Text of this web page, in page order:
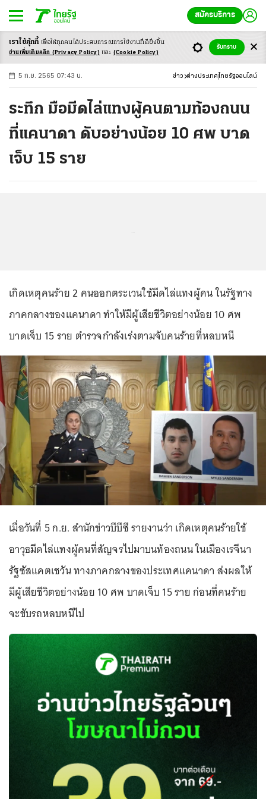
สมัครบริการ
-ก ก ก+
5 ก.ย. 2565 07:43 น. ข่าว ต่างประเทศ ไทยรัฐออนไลน์
ระทึก มือมีดไล่แทงผู้คนตามท้องถนน
ที่แคนาดา ดับอย่างน้อย 10 ศพ บาด
เจ็บ 15 ราย
เกิดเหตุคนร้าย 2 คนออกตระเวนใช้มีดไล่แทงผู้คน ในรัฐทาง
ภาคกลางของแคนาดา ทำให้มีผู้เสียชีวิตอย่างน้อย 10 ศพ
บาดเจ็บ 15 ราย ตำรวจกำลังเร่งตามจับคนร้ายที่หลบหนี
เมื่อวันที่ 5 ก.ย. สำนักข่าวบีบีซี รายงานว่า เกิดเหตุคนร้ายใช้
อาวุธมีดไล่แทงผู้คนที่สัญจรไปมาบนท้องถนน ในเมืองเรจีนา
รัฐซัสแคตเชวัน ทางภาคกลางของประเทศแคนาดา ส่งผลให้
มีผู้เสียชีวิตอย่างน้อย 10 ศพ บาดเจ็บ 15 ราย ก่อนที่คนร้าย
จะขับรถหลบหนีไป
เราใช้คุ้กกี้ เพื่อให้ทุกคนได้ประสบการณ์การใช้งานที่ดียิ่งขึ้น
อ่านเพิ่มเติมคลิก (Privacy Policy) และ (Cookie Policy)
รับทราบ